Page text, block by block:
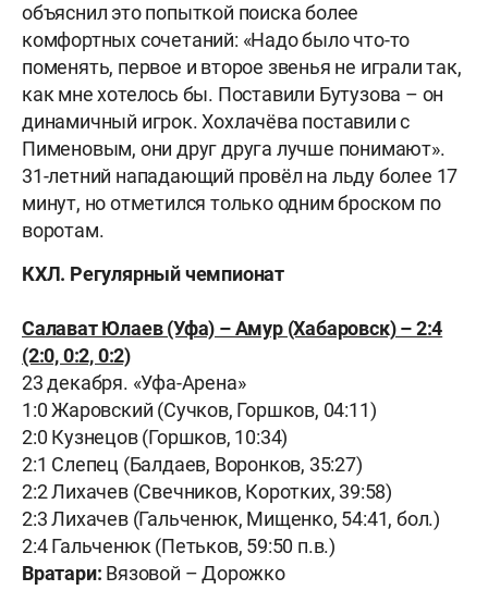
объяснил это попыткой поиска более
комфортных сочетаний: «Надо было что-то
поменять, первое и второе звенья не играли так,
как мне хотелось бы. Поставили Бутузова – он
динамичный игрок. Хохлачёва поставили с
Пименовым, они друг друга лучше понимают».
31-летний нападающий провёл на льду более 17
минут, но отметился только одним броском по
воротам.
КХЛ. Регулярный чемпионат
Салават Юлаев (Уфа) – Амур (Хабаровск) – 2:4
(2:0, 0:2, 0:2)
23 декабря. «Уфа-Арена»
1:0 Жаровский (Сучков, Горшков, 04:11)
2:0 Кузнецов (Горшков, 10:34)
2:1 Слепец (Балдаев, Воронков, 35:27)
2:2 Лихачев (Свечников, Коротких, 39:58)
2:3 Лихачев (Гальченюк, Мищенко, 54:41, бол.)
2:4 Гальченюк (Петьков, 59:50 п.в.)
Вратари: Вязовой – Дорожко